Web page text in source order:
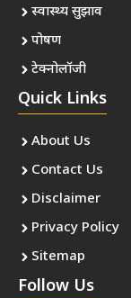
स्वास्थ्य सुझाव
पोषण
टेक्नोलॉजी
Quick Links
About Us
Contact Us
Disclaimer
Privacy Policy
Sitemap
Follow Us